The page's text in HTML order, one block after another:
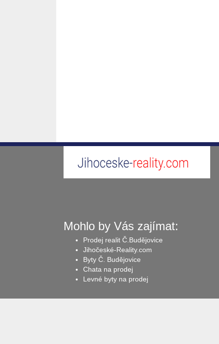
Mohlo by Vás zajímat:
Prodej realit Č.Budějovice
Jihočeské-Reality.com
Byty Č. Budějovice
Chata na prodej
Levné byty na prodej